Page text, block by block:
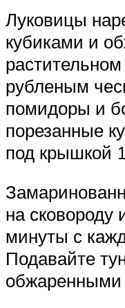
Луковицы
кубиками и
рубленым
помидоры и
порезанные
под крышкой
на сковороду
минуты с
Подавайте